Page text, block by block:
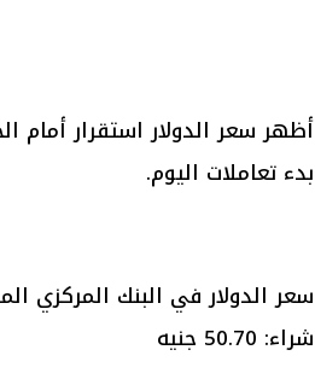
أظهر سعر الدولار استقرار
بدء تعاملات اليوم.
سعر الدولار في البنك المركزي
شراء: 50.70 جنيه